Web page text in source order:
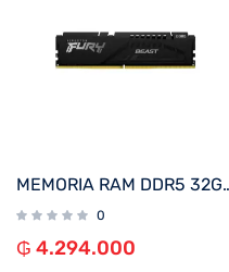
MEMORIA RAM DDR5 32GB
0
₲ 4.294.000